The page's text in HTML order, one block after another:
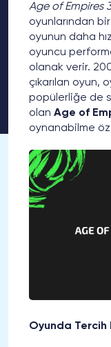
Age of Empires 3
oyunlarından
oyunun daha
oyuncu
olanak verir.
çıkarılan oyun,
popülerliğe de
olan Age of
oynanabilme
Oyunda